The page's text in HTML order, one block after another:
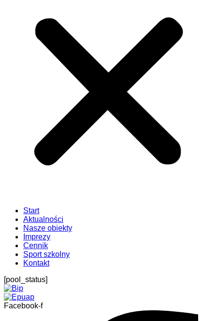
Start
Aktualności
Nasze obiekty
Imprezy
Cennik
Sport szkolny
Kontakt
[pool_status]
Facebook-f